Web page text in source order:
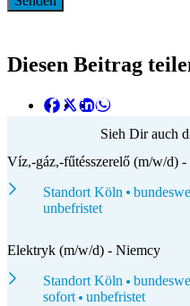
Diesen Beitrag
Sieh Dir auch
Víz,-gáz,-fűtésszerelő (m/w/d) -
Standort Köln
unbefristet
Elektryk (m/w/d) - Niemcy
Standort Köln
sofort
unbefristet